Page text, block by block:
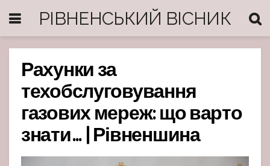
РІВНЕНСЬКИЙ ВІСНИК
Рахунки за
техобслуговування
газових мереж: що варто
знати… | Рівненшина